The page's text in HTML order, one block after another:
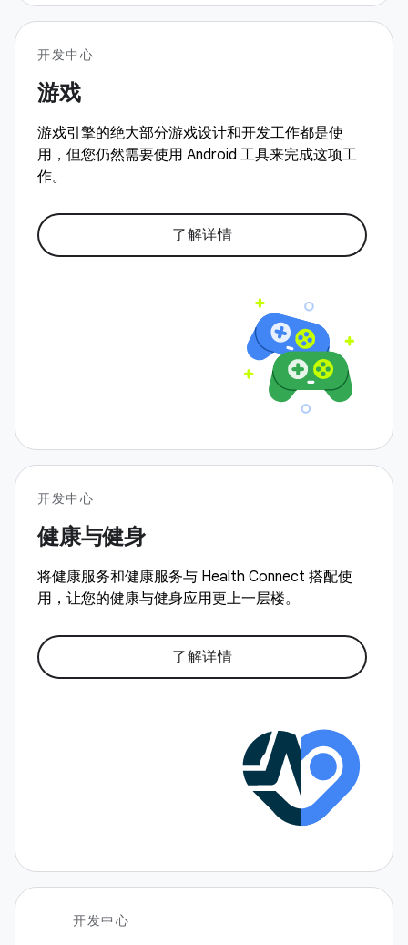
开发中心
游戏
游戏引擎的绝大部分游戏设计和开发工作都是使
用，但您仍然需要使用 Android 工具来完成这项工
作。
了解详情
开发中心
健康与健身
将健康服务和健康服务与 Health Connect 搭配使
用，让您的健康与健身应用更上一层楼。
了解详情
开发中心